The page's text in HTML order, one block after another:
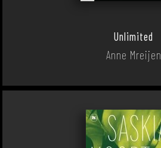
Unlimited
Anne Mreijen